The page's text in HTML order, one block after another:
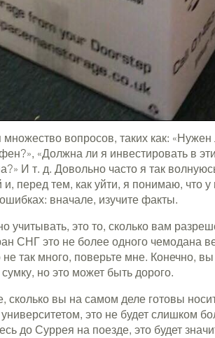
вопросов, таких как: «Нужен
«Должна ли я инвестировать в
И т. д. Довольно часто я так
перед тем, как уйти, я понимаю, что у
вначале, изучите факты.
учитывать, это то, сколько вам
СНГ это не более одного чемодана
не так много, поверьте мне. Конечно,
но это может быть дорого.
сколько вы на самом деле готовы
это не будет слишком
до Суррея на поезде, это будет